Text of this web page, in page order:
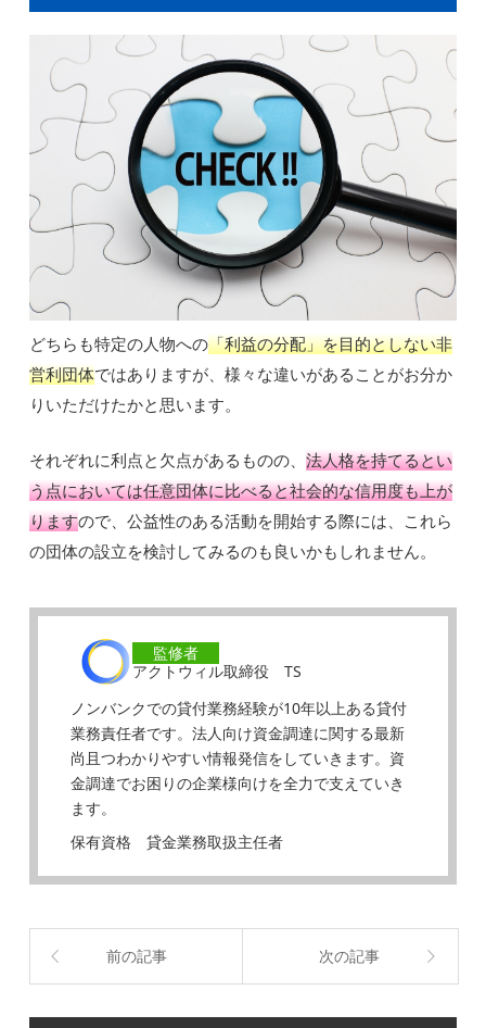
どちらも特定の人物への「利益の分配」を目的としない非
営利団体ではありますが、様々な違いがあることがお分か
りいただけたかと思います。
それぞれに利点と欠点があるものの、法人格を持てるとい
う点においては任意団体に比べると社会的な信用度も上が
りますので、公益性のある活動を開始する際には、これら
の団体の設立を検討してみるのも良いかもしれません。
監修者
アクトウィル取締役 TS
ノンバンクでの貸付業務経験が10年以上ある貸付
業務責任者です。法人向け資金調達に関する最新
尚且つわかりやすい情報発信をしていきます。資
金調達でお困りの企業様向けを全力で支えていき
ます。
保有資格 貸金業務取扱主任者
前の記事 次の記事